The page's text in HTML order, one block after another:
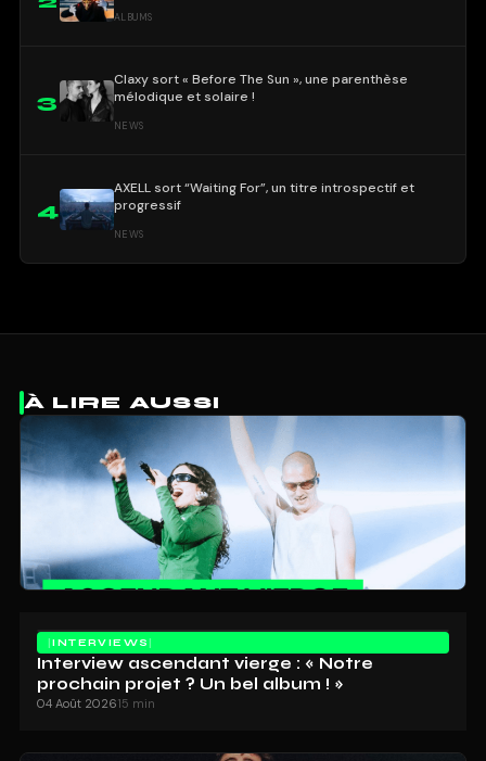
ALBUMS
3
Claxy sort « Before The Sun », une parenthèse
mélodique et solaire !
NEWS
4
AXELL sort “Waiting For”, un titre introspectif et
progressif
NEWS
À LIRE AUSSI
INTERVIEWS
Interview ascendant vierge : « Notre
prochain projet ? Un bel album ! »
04 Août 202615 min